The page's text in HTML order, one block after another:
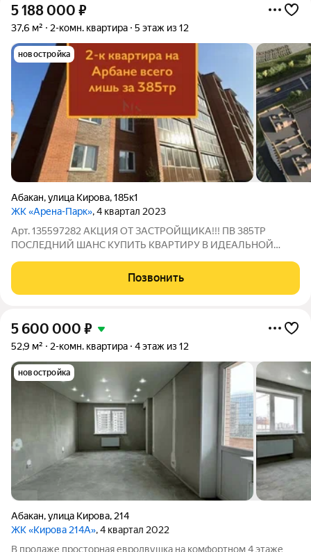
5 188 000 ₽
37,6 м² 2-комн. квартира 5 этаж из 12
новостройка
Абакан,улица Кирова,185к1
ЖК «Арена-Парк», 4 квартал 2023
Арт. 135597282 АКЦИЯ ОТ ЗАСТРОЙЩИКА!!! ПВ 385ТР
ПОСЛЕДНИЙ ШАНС КУПИТЬ КВАРТИРУ В ИДЕАЛЬНОЙ
Действует уникальная акция: Процентная ставка всего 6%!
Позвонить
5 600 000 ₽
52,9 м² 2-комн. квартира 4 этаж из 12
новостройка
Абакан,улица Кирова, 214
ЖК «Кирова 214А», 4 квартал 2022
В продаже просторная евродвушка на комфортном 4 этаже